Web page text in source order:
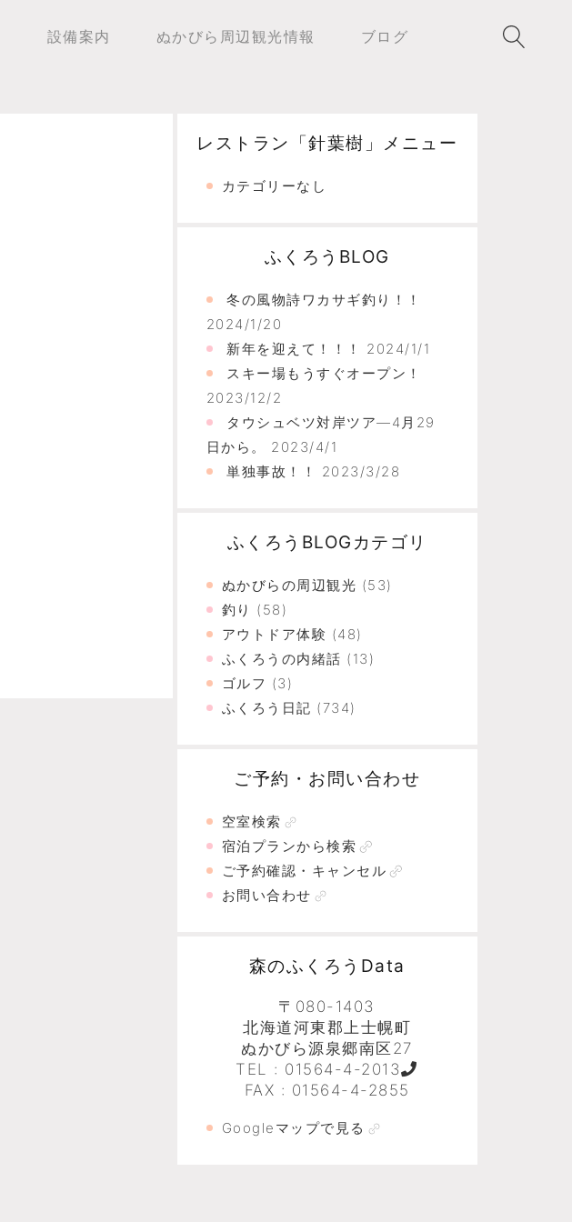
設備案内 ぬかびら周辺観光情報 ブログ
レストラン「針葉樹」メニュー
カテゴリーなし
ふくろうBLOG
冬の風物詩ワカサギ釣り！！
2024/1/20
新年を迎えて！！！
2024/1/1
スキー場もうすぐオープン！
2023/12/2
タウシュベツ対岸ツア―4月29
日から。
2023/4/1
単独事故！！
2023/3/28
ふくろうBLOGカテゴリ
ぬかびらの周辺観光 (53)
釣り (58)
アウトドア体験 (48)
ふくろうの内緒話 (13)
ゴルフ (3)
ふくろう日記 (734)
ご予約・お問い合わせ
空室検索
宿泊プランから検索
ご予約確認・キャンセル
お問い合わせ
森のふくろうData
〒080-1403
北海道河東郡上士幌町
ぬかびら源泉郷南区27
TEL : 01564-4-2013
FAX : 01564-4-2855
Googleマップで見る